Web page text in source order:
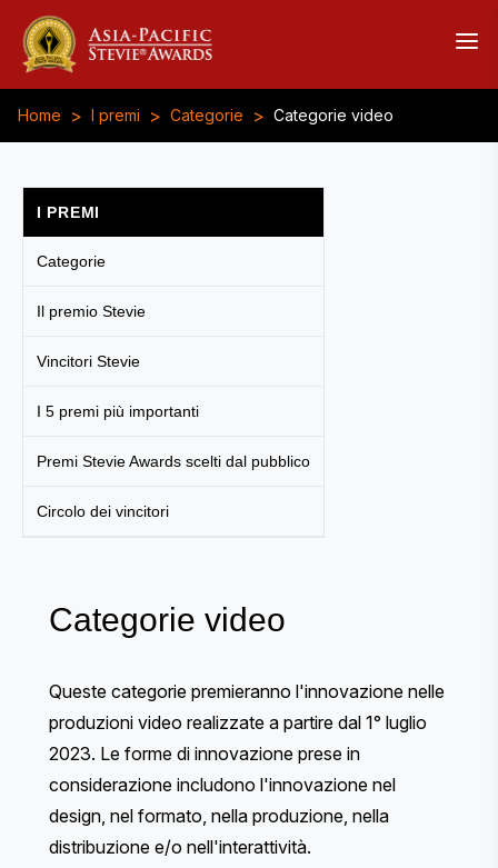
Home > I premi > Categorie > Categorie video
I PREMI
Categorie
Il premio Stevie
Vincitori Stevie
I 5 premi più importanti
Premi Stevie Awards scelti dal pubblico
Circolo dei vincitori
Categorie video
Queste categorie premieranno l'innovazione nelle
produzioni video realizzate a partire dal 1° luglio
2023. Le forme di innovazione prese in
considerazione includono l'innovazione nel
design, nel formato, nella produzione, nella
distribuzione e/o nell'interattività.